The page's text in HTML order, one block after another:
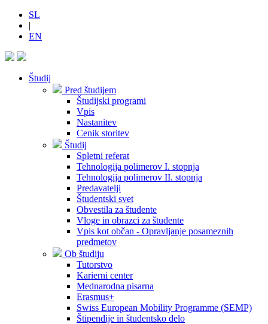
SL
|
EN
Študij
Pred študijem
Študijski programi
Vpis
Nastanitev
Cenik storitev
Študij
Spletni referat
Tehnologija polimerov I. stopnja
Tehnologija polimerov II. stopnja
Predavatelji
Študentski svet
Obvestila za študente
Vloge in obrazci za študente
Vpis kot občan - Opravljanje posameznih
predmetov
Ob študiju
Tutorstvo
Karierni center
Mednarodna pisarna
Erasmus+
Swiss European Mobility Programme (SEMP)
Štipendije in študentsko delo